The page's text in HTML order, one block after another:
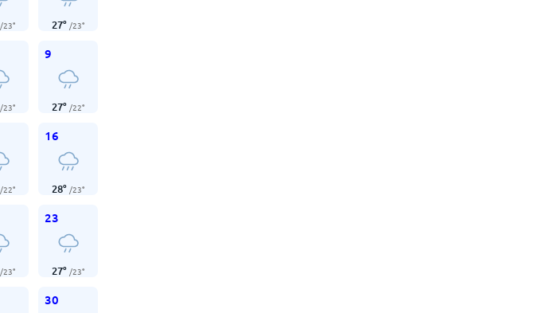
/23° 27° /23°
/23°
9
27° /22°
/22°
16
28° /23°
/23°
23
27° /23°
30